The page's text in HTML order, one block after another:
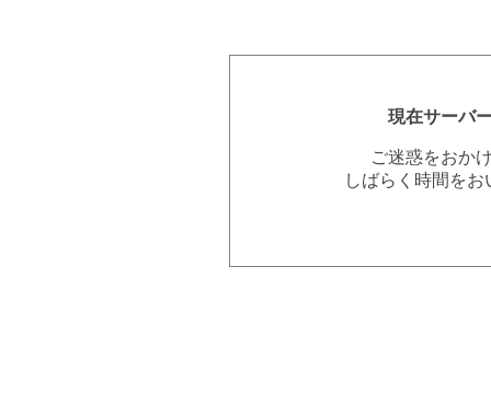
現在サーバ
ご迷惑をおか
しばらく時間を